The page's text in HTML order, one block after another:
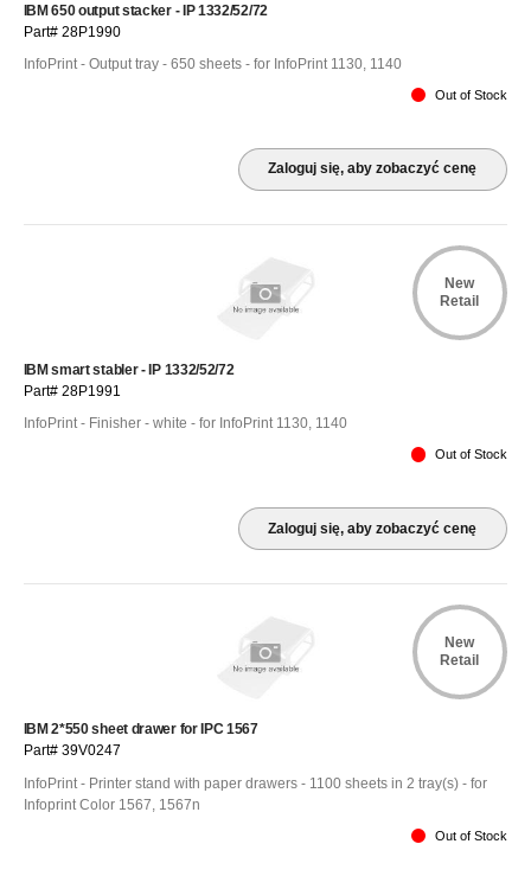
IBM 650 output stacker - IP 1332/52/72
Part# 28P1990
InfoPrint - Output tray - 650 sheets - for InfoPrint 1130, 1140
Out of Stock
Zaloguj się, aby zobaczyć cenę
New
Retail
IBM smart stabler - IP 1332/52/72
Part# 28P1991
InfoPrint - Finisher - white - for InfoPrint 1130, 1140
Out of Stock
Zaloguj się, aby zobaczyć cenę
New
Retail
IBM 2*550 sheet drawer for IPC 1567
Part# 39V0247
InfoPrint - Printer stand with paper drawers - 1100 sheets in 2 tray(s) - for
Infoprint Color 1567, 1567n
Out of Stock